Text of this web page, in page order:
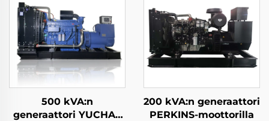
500 kVA:n
generaattori YUCHAI-
200 kVA:n generaattori
PERKINS-moottorilla